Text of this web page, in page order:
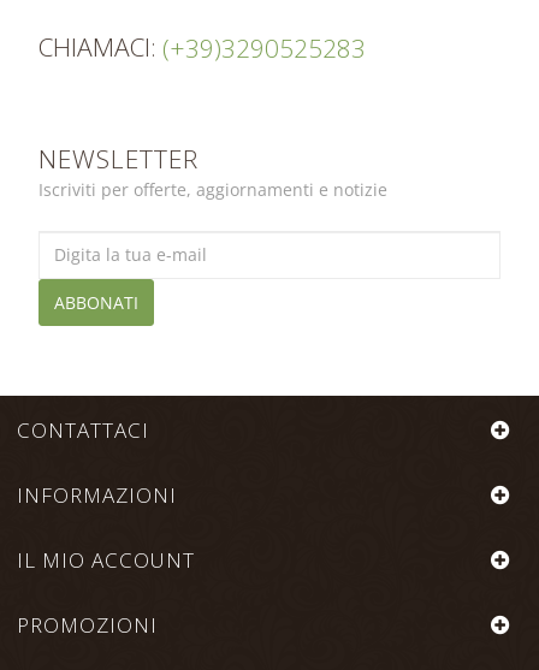
CHIAMACI: (+39)3290525283
NEWSLETTER
Iscriviti per offerte, aggiornamenti e notizie
ABBONATI
CONTATTACI
INFORMAZIONI
IL MIO ACCOUNT
PROMOZIONI